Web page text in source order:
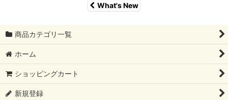
What's New
商品カテゴリ一覧
ホーム
ショッピングカート
新規登録